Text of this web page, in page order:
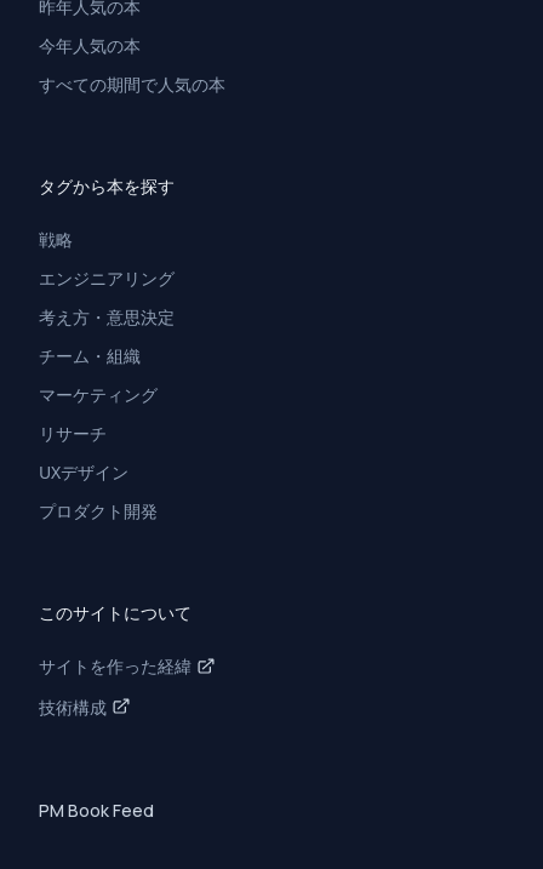
昨年人気の本
今年人気の本
すべての期間で人気の本
タグから本を探す
戦略
エンジニアリング
考え方・意思決定
チーム・組織
マーケティング
リサーチ
UXデザイン
プロダクト開発
このサイトについて
サイトを作った経緯
技術構成
PM Book Feed